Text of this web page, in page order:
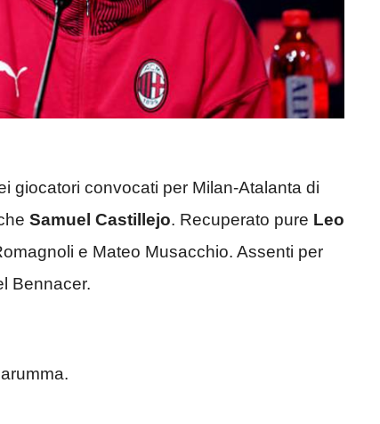
giocatori convocati per Milan-Atalanta di
Samuel Castillejo. Recuperato pure Leo
e Mateo Musacchio. Assenti per
Bennacer.